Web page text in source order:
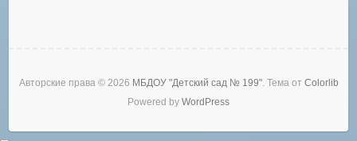
Авторские права © 2026 МБДОУ "Детский сад № 199". Тема от Colorlib
Powered by WordPress